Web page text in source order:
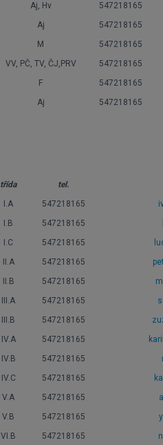
Aj, Hv 547218165
Aj 547218165
M 547218165
VV, PČ, TV, ČJ,PRV 547218165
F 547218165
Aj 547218165
třída tel.
I.A 547218165
I.B 547218165
I.C 547218165
II.A 547218165
II.B 547218165
III.A 547218165
III.B 547218165
IV.A 547218165
IV.B 547218165
IV.C 547218165
V.A 547218165
V.B 547218165
VI.B 547218165